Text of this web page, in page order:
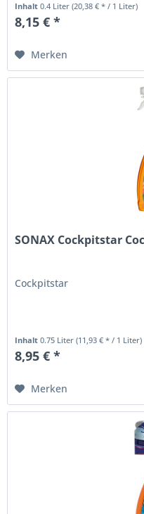
Inhalt0.4 Liter(20,38 € * / 1 Liter)
8,15 € *
Merken
SONAX Cockpitstar
Cockpitstar
Inhalt0.75 Liter(11,93 € * / 1 Liter)
8,95 € *
Merken